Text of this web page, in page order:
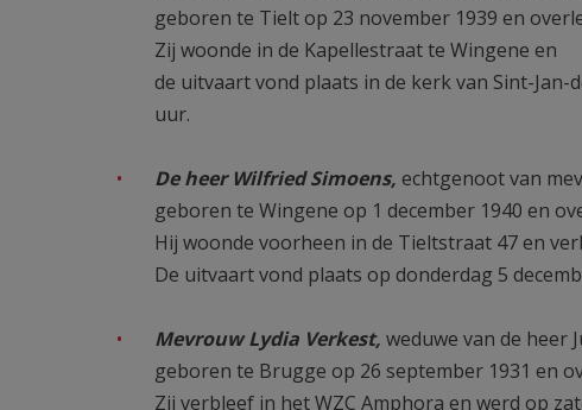
geboren te Tielt op 23 november 1939 en
Zij woonde in de Kapellestraat te Wingene en
de uitvaart vond plaats in de kerk van Sint-Jan-
uur.
De heer Wilfried Simoens, echtgenoot van
geboren te Wingene op 1 december 1940 en
Hij woonde voorheen in de Tieltstraat 47 en
De uitvaart vond plaats op donderdag 5
Mevrouw Lydia Verkest, weduwe van de heer
geboren te Brugge op 26 september 1931 en
Zij verbleef in het WZC Amphora en werd op